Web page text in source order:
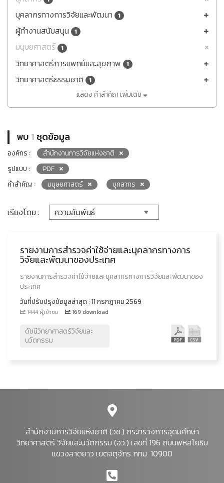
บุคลากรทางการวิจัยและพัฒนา 1
ผู้ทำงานสนับสนุน 1
มนุษยศาสตร์ 1
วิทยาศาสตร์การแพทย์และสุขภาพ 1
วิทยาศาสตร์ธรรมชาติ 1
แสดง คำสำคัญ เพิ่มเติม
พบ 1ชุดข้อมูล
องค์กร :
สำนักงานการวิจัยแห่งชาติ
รูปแบบ :
PDF
คำสำคัญ :
มนุษยศาสตร์ บุคลากร
เรียงโดย :
รายงานการสำรวจค่าใช้จ่ายและบุคลากรทางการ
วิจัยและพัฒนาของประเทศ
รายงานการสำรวจค่าใช้จ่ายและบุคลากรทางการวิจัยและพัฒนาของ
ประเทศ
วันที่ปรับปรุงข้อมูลล่าสุด : 11 กรกฎาคม 2569
1444 ผู้เข้าชม 169 download
ดัชนีวิทยาศาสตร์วิจัยและ
นวัตกรรม
สำนักงานการวิจัยแห่งชาติ (วช.) กระทรวงการอุดมศึกษา
วิทยาศาสตร์ วิจัยและนวัตกรรม (อว.) เลขที่ 196 ถนนพหลโยธิน
แขวงลาดยาว เขตจตุจักร กทม. 10900